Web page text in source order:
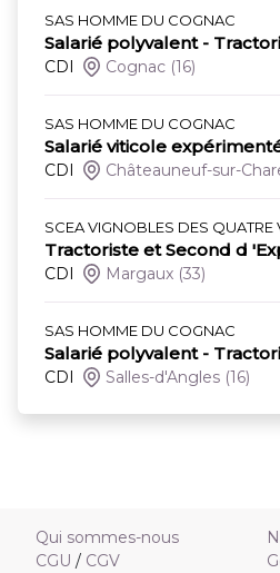
SAS HOMME DU COGNAC
Salarié polyvalent -
CDI Cognac (16)
SAS HOMME DU COGNAC
Salarié viticole
CDI Châteauneuf-sur-
SCEA VIGNOBLES DES QUATRE
Tractoriste et Second d
CDI Margaux (33)
SAS HOMME DU COGNAC
Salarié polyvalent -
CDI Salles-d'Angles (16)
Qui sommes-nous
CGU / CGV